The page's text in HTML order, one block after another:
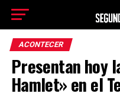
ACONTECER
Presentan hoy
Hamlet» en el